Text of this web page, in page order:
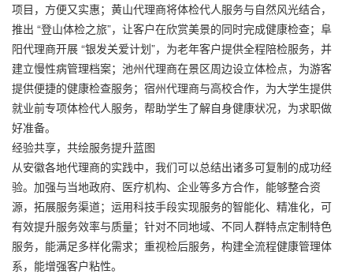
项目，方便又实惠；黄山代理商将体检代人服务与自然风光结合，
推出 “登山体检之旅”，让客户在欣赏美景的同时完成健康检查；阜
阳代理商开展 “银发关爱计划”，为老年客户提供全程陪检服务，并
建立慢性病管理档案；池州代理商在景区周边设立体检点，为游客
提供便捷的健康检查服务；宿州代理商与高校合作，为大学生提供
就业前专项体检代人服务，帮助学生了解自身健康状况，为求职做
好准备。
经验共享，共绘服务提升蓝图
从安徽各地代理商的实践中，我们可以总结出诸多可复制的成功经
验。加强与当地政府、医疗机构、企业等多方合作，能够整合资
源，拓展服务渠道；运用科技手段实现服务的智能化、精准化，可
有效提升服务效率与质量；针对不同地域、不同人群特点定制特色
服务，能满足多样化需求；重视检后服务，构建全流程健康管理体
系，能增强客户粘性。